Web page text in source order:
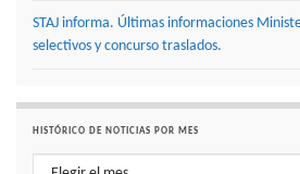
STAJ informa. Últimas informaciones
selectivos y concurso traslados.
HISTÓRICO DE NOTICIAS POR MES
Histórico de noticias por mes